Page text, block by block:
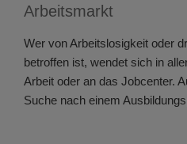
Arbeitsmarkt
Wer von Arbeitslosigkeit oder
betroffen ist, wendet sich in
Arbeit oder an das Jobcenter.
Suche nach einem